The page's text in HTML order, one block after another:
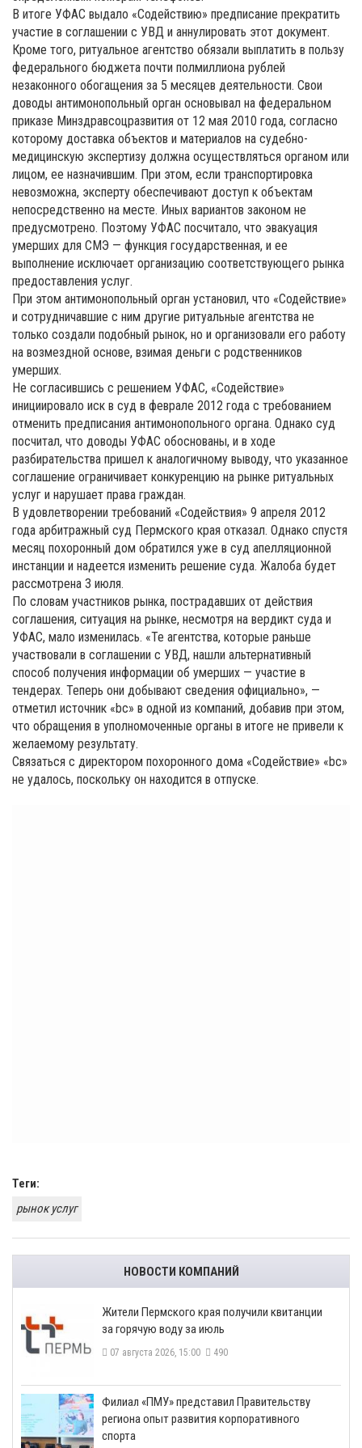
В итоге УФАС выдало «Содействию» предписание прекратить
участие в соглашении с УВД и аннулировать этот документ.
Кроме того, ритуальное агентство обязали выплатить в пользу
федерального бюджета почти полмиллиона рублей
незаконного обогащения за 5 месяцев деятельности. Свои
доводы антимонопольный орган основывал на федеральном
приказе Минздравсоцразвития от 12 мая 2010 года, согласно
которому доставка объектов и материалов на судебно-
медицинскую экспертизу должна осуществляться органом или
лицом, ее назначившим. При этом, если транспортировка
невозможна, эксперту обеспечивают доступ к объектам
непосредственно на месте. Иных вариантов законом не
предусмотрено. Поэтому УФАС посчитало, что эвакуация
умерших для СМЭ — функция государственная, и ее
выполнение исключает организацию соответствующего рынка
предоставления услуг.
При этом антимонопольный орган установил, что «Содействие»
и сотрудничавшие с ним другие ритуальные агентства не
только создали подобный рынок, но и организовали его работу
на возмездной основе, взимая деньги с родственников
умерших.
Не согласившись с решением УФАС, «Содействие»
инициировало иск в суд в феврале 2012 года с требованием
отменить предписания антимонопольного органа. Однако суд
посчитал, что доводы УФАС обоснованы, и в ходе
разбирательства пришел к аналогичному выводу, что указанное
соглашение ограничивает конкуренцию на рынке ритуальных
услуг и нарушает права граждан.
В удовлетворении требований «Содействия» 9 апреля 2012
года арбитражный суд Пермского края отказал. Однако спустя
месяц похоронный дом обратился уже в суд апелляционной
инстанции и надеется изменить решение суда. Жалоба будет
рассмотрена 3 июля.
По словам участников рынка, пострадавших от действия
соглашения, ситуация на рынке, несмотря на вердикт суда и
УФАС, мало изменилась. «Те агентства, которые раньше
участвовали в соглашении с УВД, нашли альтернативный
способ получения информации об умерших — участие в
тендерах. Теперь они добывают сведения официально», —
отметил источник «bc» в одной из компаний, добавив при этом,
что обращения в уполномоченные органы в итоге не привели к
желаемому результату.
Связаться с директором похоронного дома «Содействие» «bc»
не удалось, поскольку он находится в отпуске.
Теги:
рынок услуг
НОВОСТИ КОМПАНИЙ
​Жители Пермского края получили квитанции
за горячую воду за июль
07 августа 2026, 15:00 490
​Филиал «ПМУ» представил Правительству
региона опыт развития корпоративного
спорта